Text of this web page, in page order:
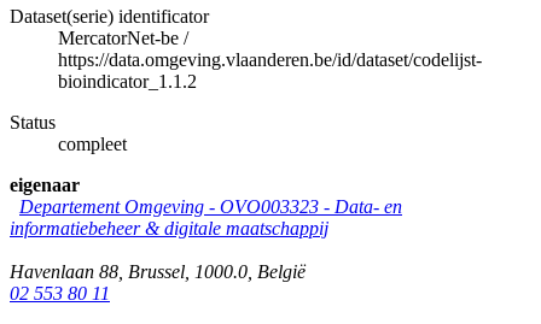
Dataset(serie) identificator
MercatorNet-be /
https://data.omgeving.vlaanderen.be/id/dataset/codelijst-
bioindicator_1.1.2
Status
compleet
eigenaar
Departement Omgeving - OVO003323 - Data- en
informatiebeheer & digitale maatschappij
Havenlaan 88 Brussel 1000.0 België
02 553 80 11